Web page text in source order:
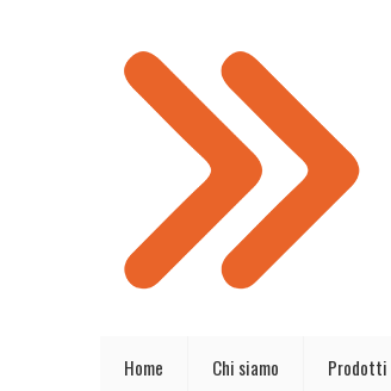
Home Chi siamo Prodotti